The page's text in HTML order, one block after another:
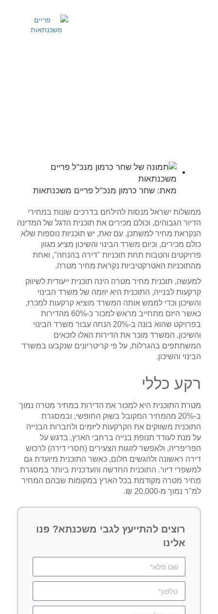
מאת: שחר כרמון מנכ"ל פריים משכנתאות
ממשלות ישראל מנסות להילחם בדרכים שונות במחירי
הדיור הגבוהים, וכולם מכירים את תוכנית הדגל של המדינה
הנקראת מחיר למשתכן. עם זאת, יש תוכניות נוספות שלא
כולם מכירים, וכיום משרד הבינוי והשיכון מציע מגוון
פרויקטים והטבות תחת תוכניות "דירה בהנחה", ואחת
מהתוכניות האטרקטיביות נקראת מחיר מטרה.
למעשה, תוכנית מחיר מטרה הינה תוכנית ייעודית לשיווק
קרקעות לבנייה, התוכנית היא יוזמה של משרד הבינוי
והשיכון וכדי לממש אותה המשרד מוציא קרקעות למכרז,
כאשר היזם מתחייב מראש למכור כ-60% מהדירות
בפרויקט שהוא בונה ב-20% הנחה עבור משרד הבינוי
והשיכון. המשרד מוכר את הדירות האלו לזכאים
המשתתפים בהגרלות, על פי קריטריונים שנקבעו במשרד
הבינוי והשיכון.
רקע כללי
מטרת התוכנית היא למכור את הדירות במחיר מטרה נמוך
ב-20% מהמחיר המקובל בשוק החופשי, ובמסגרת
התוכנית משווקים את הקרקעות ליזמים ולחברות הבנייה
על מנת לעודד תנופת בנייה ברחבי הארץ, בדגש על
הפריפריה, ולאפשר לזוגות הצעירים (חסרי דירה) לרכוש
דירה ראשונה ולהגשים חלום, כאשר התוכנית מיועדת גם
למשפרי דיור. התוכנית החדשה והעדכנית ביותר במסגרת
מחיר מטרה מקודמת בכל הארץ במקומות שבהם המחיר
למ"ר נמוך מ-20,000 ₪.
רוצים להתייעץ לגבי משכנתא? פנו
אלינו